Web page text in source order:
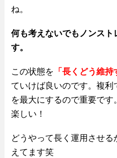
ね。
何も考えないでもノンス
す。
この状態を 「長くどう維持
ていけば良いのです。複
を最大にするので重要で
楽しい！
どうやって長く運用させ
えてます笑